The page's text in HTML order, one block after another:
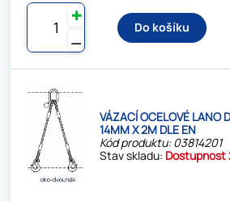
⚊
✚
Do košíku
VÁZACÍ OCELOVÉ LANO
14MM X 2M DLE EN
Kód produktu: 03814201
Stav skladu: Dostupnost